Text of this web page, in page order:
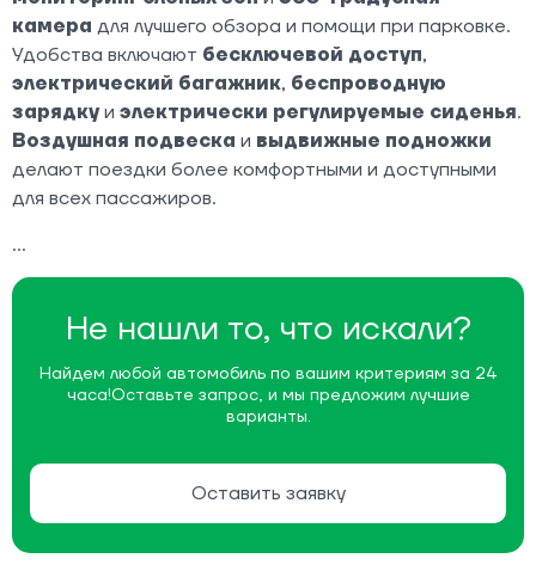
Не нашли то, что искали?
Найдем любой автомобиль по вашим критериям за 24
часа!Оставьте запрос, и мы предложим лучшие
варианты.
Оставить заявку
камера для лучшего обзора и помощи при парковке.
Удобства включают бесключевой доступ,
электрический багажник, беспроводную
зарядкуи электрически регулируемые сиденья.
Воздушная подвеска и выдвижные подножки
делают поездки более комфортными и доступными
для всех пассажиров.